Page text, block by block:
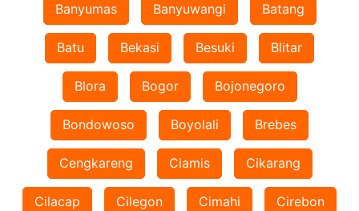
Banyumas Banyuwangi Batang
Batu Bekasi Besuki Blitar
Blora Bogor Bojonegoro
Bondowoso Boyolali Brebes
Cengkareng Ciamis Cikarang
Cilacap Cilegon Cimahi Cirebon